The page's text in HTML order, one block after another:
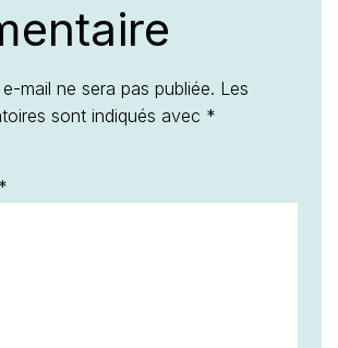
mail ne sera pas publiée. Les
sont indiqués avec *
*